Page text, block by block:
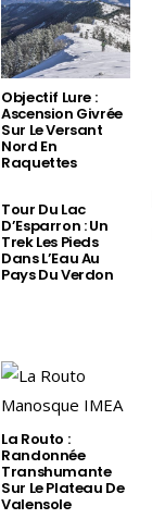
Objectif Lure :
Ascension Givrée
Sur Le Versant
Nord En
Raquettes
Tour Du Lac
D’Esparron : Un
Trek Les Pieds
Dans L’Eau Au
Pays Du Verdon
La Routo :
Randonnée
Transhumante
Sur Le Plateau De
Valensole